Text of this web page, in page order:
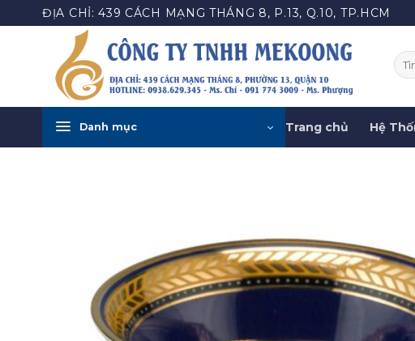
qua
ĐỊA CHỈ: 439 CÁCH MẠNG THÁNG 8, P.13, Q.10, TP.HCM
Tìm
Danh mục Trang chủ Hệ